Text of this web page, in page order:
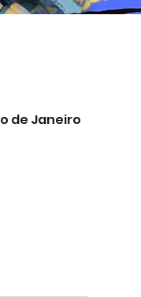
de Janeiro